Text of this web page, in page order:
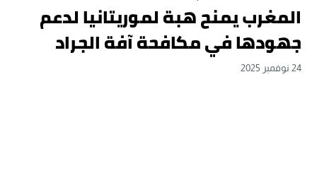
المغرب يمنح هبة لموريتانيا لدعم
جهودها في مكافحة آفة الجراد
24 نوفمبر 2025